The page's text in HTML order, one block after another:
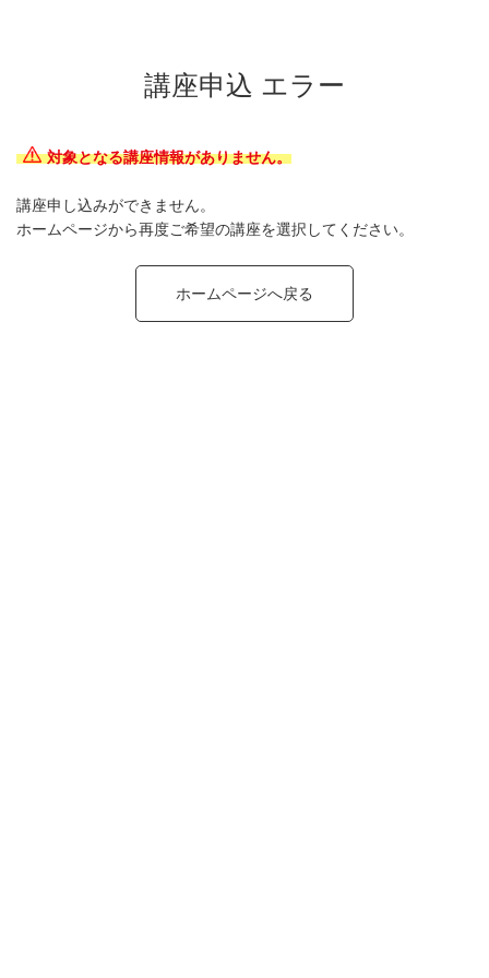
講座申込 エラー
対象となる講座情報がありません。
講座申し込みができません。
ホームページから再度ご希望の講座を選択してください。
ホームページへ戻る